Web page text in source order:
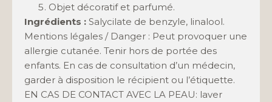
Objet décoratif et parfumé.
Ingrédients : Salycilate de benzyle, linalool.
Mentions légales / Danger : Peut provoquer une
allergie cutanée. Tenir hors de portée des
enfants. En cas de consultation d’un médecin,
garder à disposition le récipient ou l’étiquette.
EN CAS DE CONTACT AVEC LA PEAU: laver